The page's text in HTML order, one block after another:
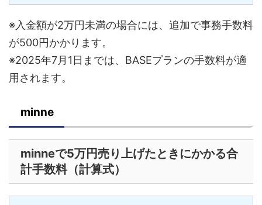
※入金額が2万円未満の場合には、追加で事務手数料
が500円かかります。
※2025年7月1日までは、BASEプランの手数料が適
用されます。
minne
minneで5万円売り上げたときにかかる合
計手数料（計算式）